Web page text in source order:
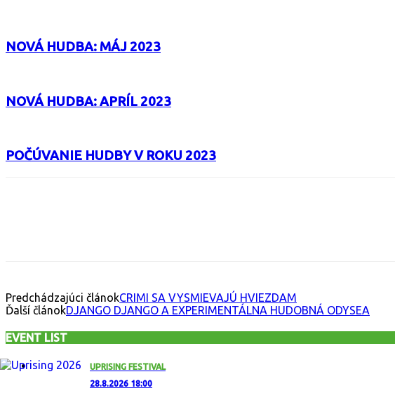
NOVÁ HUDBA: MÁJ 2023
NOVÁ HUDBA: APRÍL 2023
POČÚVANIE HUDBY V ROKU 2023
Predchádzajúci článokCRIMI SA VYSMIEVAJÚ HVIEZDAM
Ďalší článokDJANGO DJANGO A EXPERIMENTÁLNA HUDOBNÁ ODYSEA
EVENT LIST
UPRISING FESTIVAL
28.8.2026 18:00